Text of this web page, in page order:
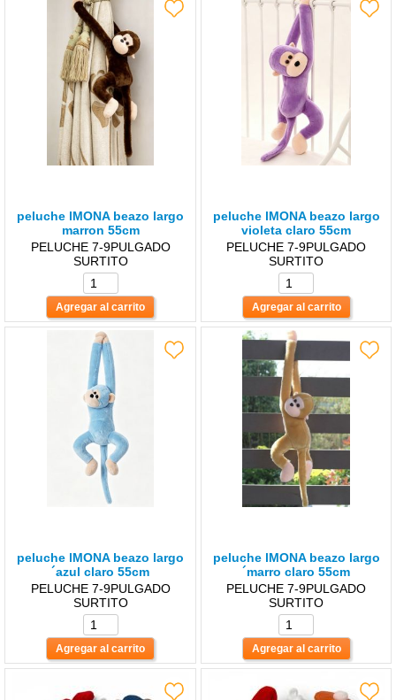
peluche lMONA beazo largo
marron 55cm
PELUCHE 7-9PULGADO
SURTITO
peluche lMONA beazo largo
violeta claro 55cm
PELUCHE 7-9PULGADO
SURTITO
peluche lMONA beazo largo
´azul claro 55cm
PELUCHE 7-9PULGADO
SURTITO
peluche lMONA beazo largo
´marro claro 55cm
PELUCHE 7-9PULGADO
SURTITO